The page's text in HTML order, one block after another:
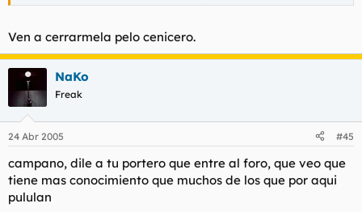
Ven a cerrarmela pelo cenicero.
NaKo
Freak
24 Abr 2005 #45
campano, dile a tu portero que entre al foro, que veo que
tiene mas conocimiento que muchos de los que por aqui
pululan